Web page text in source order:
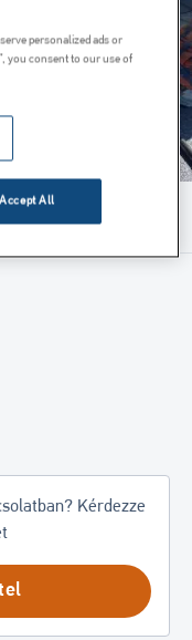
Kérdezze
personalized ads or
you consent to our use of
Accept All